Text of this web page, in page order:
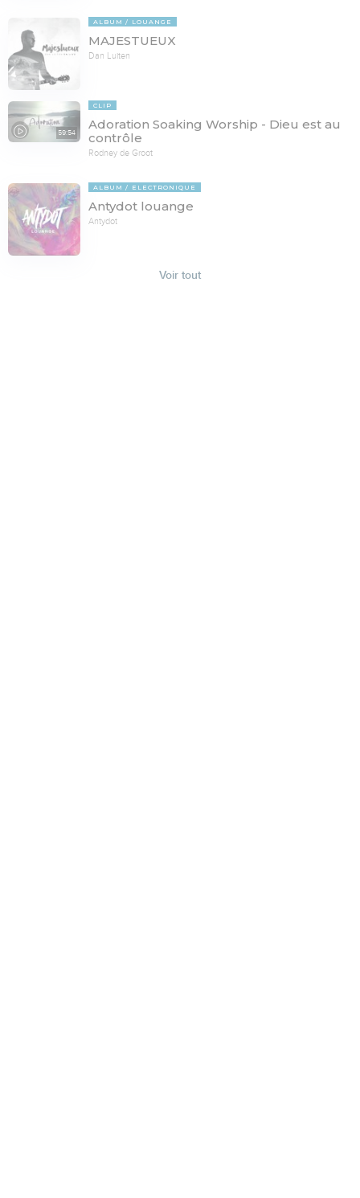
ALBUM LOUANGE
MAJESTUEUX
Dan Luiten
59:54
CLIP
Adoration Soaking Worship - Dieu est au
contrôle
Rodney de Groot
ALBUM ELECTRONIQUE
Antydot louange
Antydot
Voir tout